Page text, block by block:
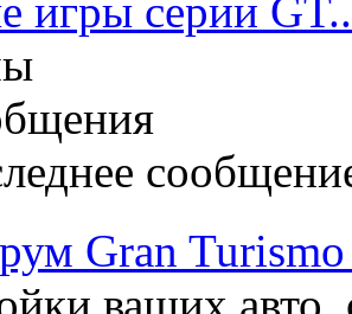
игры серии
Gran
ваших авто,